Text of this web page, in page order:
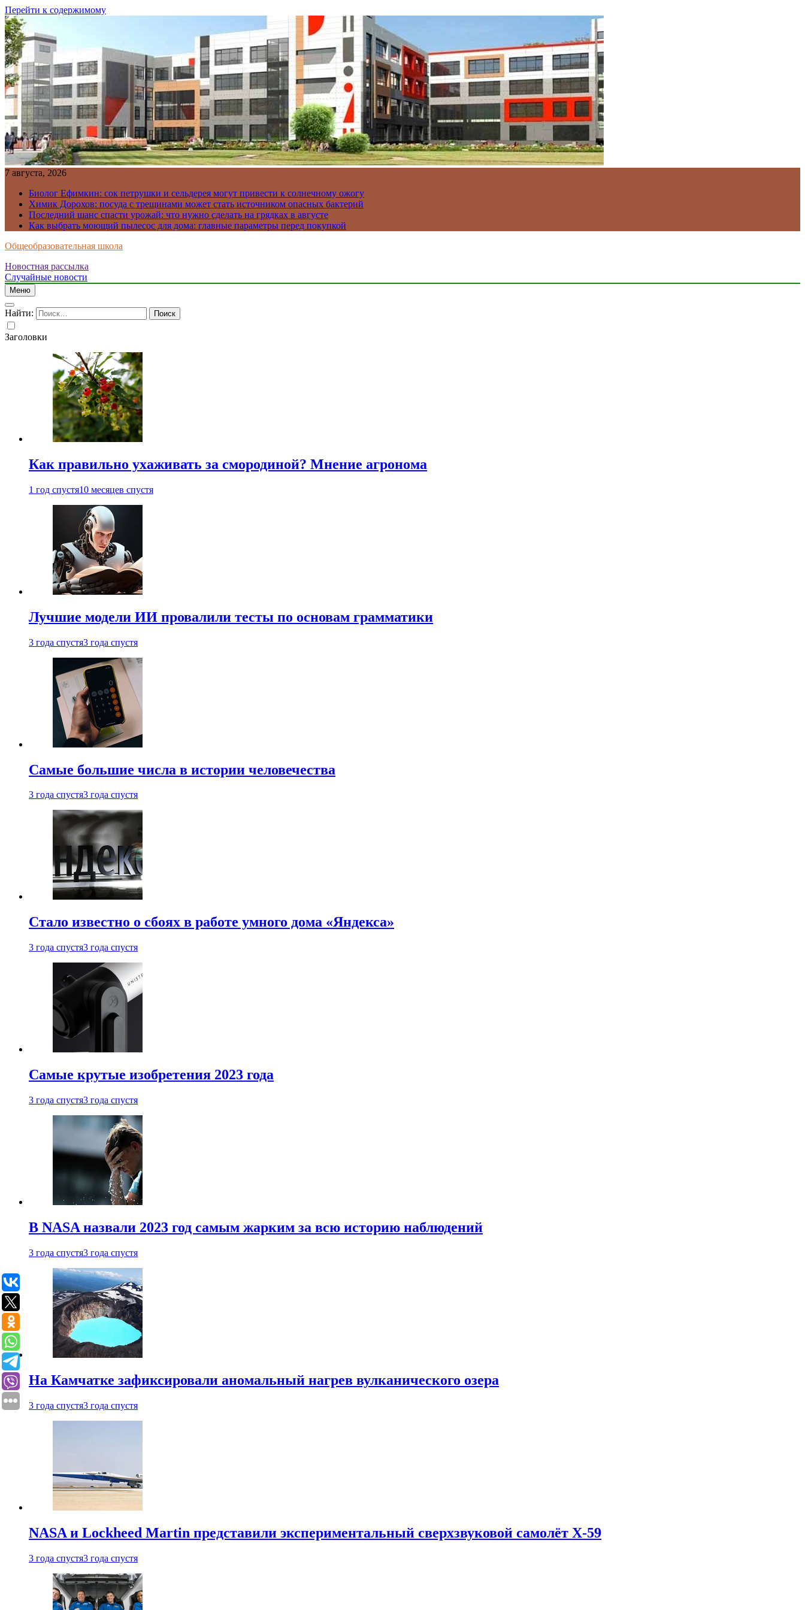
Перейти к содержимому
7 августа, 2026
Биолог Ефимкин: сок петрушки и сельдерея могут привести к солнечному ожогу
Химик Дорохов: посуда с трещинами может стать источником опасных бактерий
Последний шанс спасти урожай: что нужно сделать на грядках в августе
Как выбрать моющий пылесос для дома: главные параметры перед покупкой
Общеобразовательная школа
Новостная рассылка
Случайные новости
Меню
Найти:
Заголовки
Как правильно ухаживать за смородиной? Мнение агронома
1 год спустя10 месяцев спустя
Лучшие модели ИИ провалили тесты по основам грамматики
3 года спустя3 года спустя
Самые большие числа в истории человечества
3 года спустя3 года спустя
Стало известно о сбоях в работе умного дома «Яндекса»
3 года спустя3 года спустя
Самые крутые изобретения 2023 года
3 года спустя3 года спустя
В NASA назвали 2023 год самым жарким за всю историю наблюдений
3 года спустя3 года спустя
На Камчатке зафиксировали аномальный нагрев вулканического озера
3 года спустя3 года спустя
NASA и Lockheed Martin представили экспериментальный сверхзвуковой самолёт X-59
3 года спустя3 года спустя